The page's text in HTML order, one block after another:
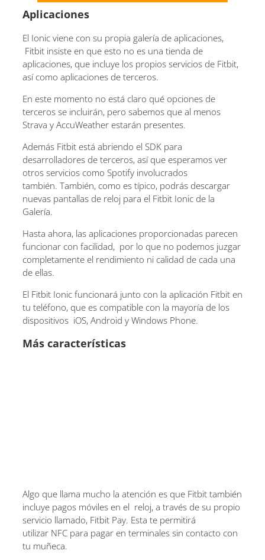
Aplicaciones
El Ionic viene con su propia galería de aplicaciones,
Fitbit insiste en que esto no es una tienda de
aplicaciones, que incluye los propios servicios de Fitbit,
así como aplicaciones de terceros.
En este momento no está claro qué opciones de
terceros se incluirán, pero sabemos que al menos
Strava y AccuWeather estarán presentes.
Además Fitbit está abriendo el SDK para
desarrolladores de terceros, así que esperamos ver
otros servicios como Spotify involucrados
también. También, como es típico, podrás descargar
nuevas pantallas de reloj para el Fitbit Ionic de la
Galería.
Hasta ahora, las aplicaciones proporcionadas parecen
funcionar con facilidad, por lo que no podemos juzgar
completamente el rendimiento ni calidad de cada una
de ellas.
El Fitbit Ionic funcionará junto con la aplicación Fitbit en
tu teléfono, que es compatible con la mayoría de los
dispositivos iOS, Android y Windows Phone.
Más características
Algo que llama mucho la atención es que Fitbit también
incluye pagos móviles en el reloj, a través de su propio
servicio llamado, Fitbit Pay. Esta te permitirá
utilizar NFC para pagar en terminales sin contacto con
tu muñeca.